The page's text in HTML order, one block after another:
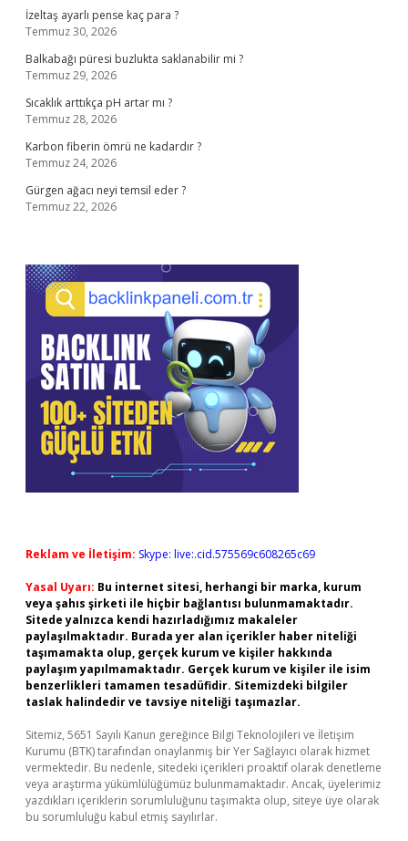
İzeltaş ayarlı pense kaç para ?
Temmuz 30, 2026
Balkabağı püresi buzlukta saklanabilir mi ?
Temmuz 29, 2026
Sıcaklık arttıkça pH artar mı ?
Temmuz 28, 2026
Karbon fiberin ömrü ne kadardır ?
Temmuz 24, 2026
Gürgen ağacı neyi temsil eder ?
Temmuz 22, 2026
Reklam ve İletişim: Skype: live:.cid.575569c608265c69
Yasal Uyarı: Bu internet sitesi, herhangi bir marka, kurum
veya şahıs şirketi ile hiçbir bağlantısı bulunmamaktadır.
Sitede yalnızca kendi hazırladığımız makaleler
paylaşılmaktadır. Burada yer alan içerikler haber niteliği
taşımamakta olup, gerçek kurum ve kişiler hakkında
paylaşım yapılmamaktadır. Gerçek kurum ve kişiler ile isim
benzerlikleri tamamen tesadüfidir. Sitemizdeki bilgiler
taslak halindedir ve tavsiye niteliği taşımazlar.
Sitemiz, 5651 Sayılı Kanun gereğince Bilgi Teknolojileri ve İletişim
Kurumu (BTK) tarafından onaylanmış bir Yer Sağlayıcı olarak hizmet
vermektedir. Bu nedenle, sitedeki içerikleri proaktif olarak denetleme
veya araştırma yükümlülüğümüz bulunmamaktadır. Ancak, üyelerimiz
yazdıkları içeriklerin sorumluluğunu taşımakta olup, siteye üye olarak
bu sorumluluğu kabul etmiş sayılırlar.